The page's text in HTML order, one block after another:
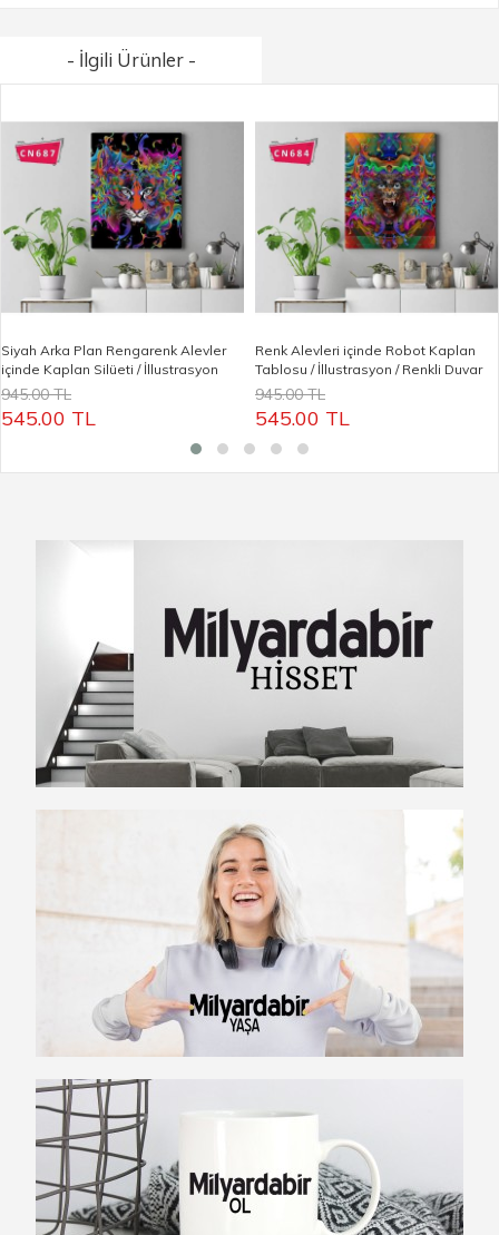
- İlgili Ürünler -
Siyah Arka Plan Rengarenk Alevler
içinde Kaplan Silüeti / İllustrasyon
Kanvas Tablo / Genç Odası
945.00 TL
545.00 TL
Renk Alevleri içinde Robot Kaplan
Tablosu / İllustrasyon / Renkli Duvar
Panosu
945.00 TL
545.00 TL